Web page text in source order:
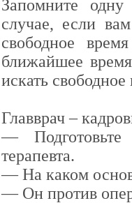
Запомните
случае, если
свободное
ближайшее
искать
Главврач –
—
терапевта.
— На каком
— Он против